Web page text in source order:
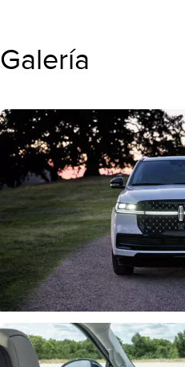
Galería